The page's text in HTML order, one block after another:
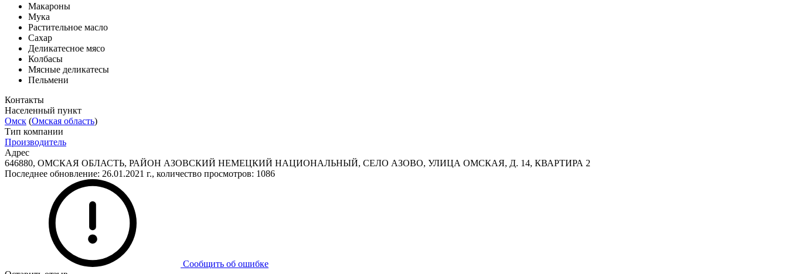
Макароны
Мука
Растительное масло
Сахар
Деликатесное мясо
Колбасы
Мясные деликатесы
Пельмени
Контакты
Населенный пункт
Омск (Омская область)
Тип компании
Производитель
Адрес
646880, ОМСКАЯ ОБЛАСТЬ, РАЙОН АЗОВСКИЙ НЕМЕЦКИЙ НАЦИОНАЛЬНЫЙ, СЕЛО АЗОВО, УЛИЦА ОМСКАЯ, Д. 14, КВАРТИРА 2
Последнее обновление: 26.01.2021 г., количество просмотров: 1086
Сообщить об ошибке